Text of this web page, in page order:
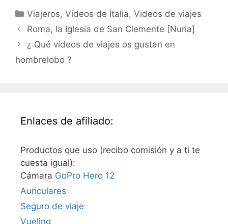
Categorías
Viajeros,Videos de Italia,Videos de viajes
Roma, la Iglesia de San Clemente [Nuria]
¿ Qué vídeos de viajes os gustan en
hombrelobo ?
Enlaces de afiliado:
Productos que uso (recibo comisión y a ti te
cuesta igual):
Cámara GoPro Hero 12
Auriculares
Seguro de viaje
Vueling